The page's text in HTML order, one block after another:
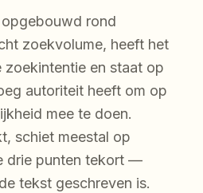
rond
zoekvolume, heeft het
en staat op
autoriteit heeft om op
mee te doen.
schiet meestal op
drie punten tekort —
tekst geschreven is.